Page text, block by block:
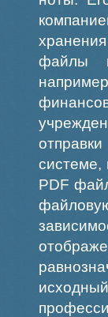
файлы
системе,
PDF